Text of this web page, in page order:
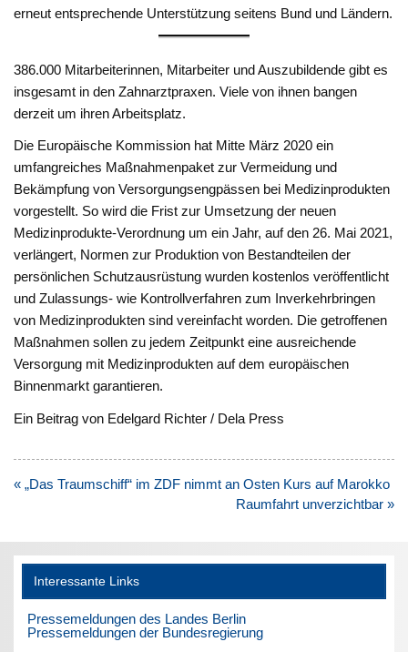
erneut entsprechende Unterstützung seitens Bund und Ländern.
386.000 Mitarbeiterinnen, Mitarbeiter und Auszubildende gibt es
insgesamt in den Zahnarztpraxen. Viele von ihnen bangen
derzeit um ihren Arbeitsplatz.
Die Europäische Kommission hat Mitte März 2020 ein
umfangreiches Maßnahmenpaket zur Vermeidung und
Bekämpfung von Versorgungsengpässen bei Medizinprodukten
vorgestellt. So wird die Frist zur Umsetzung der neuen
Medizinprodukte-Verordnung um ein Jahr, auf den 26. Mai 2021,
verlängert, Normen zur Produktion von Bestandteilen der
persönlichen Schutzausrüstung wurden kostenlos veröffentlicht
und Zulassungs- wie Kontrollverfahren zum Inverkehrbringen
von Medizinprodukten sind vereinfacht worden. Die getroffenen
Maßnahmen sollen zu jedem Zeitpunkt eine ausreichende
Versorgung mit Medizinprodukten auf dem europäischen
Binnenmarkt garantieren.
Ein Beitrag von Edelgard Richter / Dela Press
Beitragsnavigation
« „Das Traumschiff“ im ZDF nimmt an Osten Kurs auf Marokko
Raumfahrt unverzichtbar »
Interessante Links
Pressemeldungen des Landes Berlin
Pressemeldungen der Bundesregierung